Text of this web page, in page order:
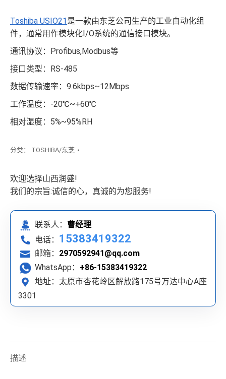
Toshiba USIO21是一款由东芝公司生产的工业自动化组
件，通常用作模块化I/O系统的通信接口模块。
通讯协议：Profibus,Modbus等
接口类型：RS-485
数据传输速率：9.6kbps~12Mbps
工作温度：-20℃~+60℃
相对湿度：5%~95%RH
分类： TOSHIBA/东芝
欢迎选择山西润盛!
我们的宗旨:诚信的心，真诚的为您服务!
联系人： 曹经理
电话： 15383419322
邮箱： 2970592941@qq.com
WhatsApp： +86-15383419322
地址：太原市杏花岭区解放路175号万达中心A座
3301
描述